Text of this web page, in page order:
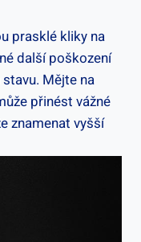
prasklé kliky ⁢na
další poškození
Mějte na⁢
přinést vážné
znamenat ‌vyšší